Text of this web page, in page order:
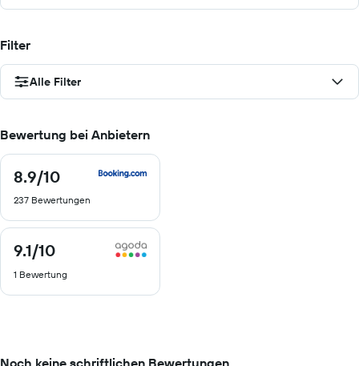
Filter
Alle Filter
Bewertung bei Anbietern
8.9/10
8.9
10
237 Bewertungen
9.1/10
9.1
10
1 Bewertung
Noch keine schriftlichen Bewertungen